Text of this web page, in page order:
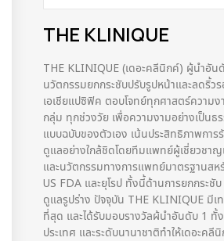
THE KLINIQUE
THE KLINIQUE (เดอะคลีนิกค์) ผู้นำอัน
นวัตกรรมยกกระชับปรับรูปหน้าและลดริ้ว
เอเชียแปซิฟิค ตอบโจทย์ทุกศาสตร์ความง
กลุ่ม ทุกช่วงวัย เพื่อความงามอย่างเป็นธ
แบบฉบับของตัวเอง เน้นประสิทธิภาพการ
ดูแลอย่างใกล้ชิดโดยทีมแพทย์ผู้เชี่ยวชาญ
และนวัตกรรมทางการแพทย์มาตรฐานสห
US FDA และยุโรป ทั้งนี้ด้านการยกกระชั
ดูแลรูปร่าง ปัจจุบัน THE KLINIQUE มีเ
ที่สุด และได้รับมอบรางวัลผ้นำอันดับ 1 ทั้ง
ประเทศ และระดับนานาชาติทําให้เดอะคลี